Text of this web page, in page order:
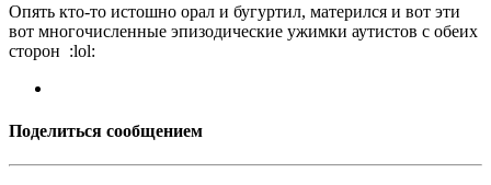
Опять кто-то истошно орал и бугуртил, матерился и вот эти
вот многочисленные эпизодические ужимки аутистов с обеих
сторон :lol:
Поделиться сообщением